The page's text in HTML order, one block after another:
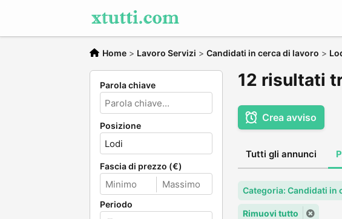
Home > Lavoro Servizi > Candidati in cerca di lavoro >
Parola chiave
Posizione
Fascia di prezzo (€)
Periodo
12 risultati
Crea avviso
Tutti gli annunci
Categoria: Candidati in
Rimuovi tutto